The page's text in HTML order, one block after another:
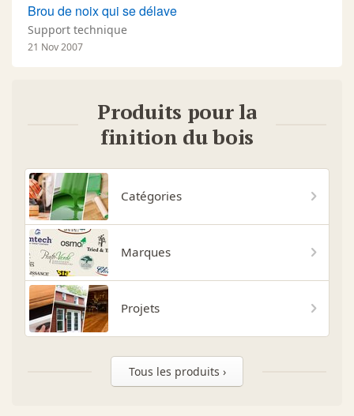
Brou de noix qui se délave
Support technique
21 Nov 2007
Produits pour la
finition du bois
Catégories
Marques
Projets
Tous les produits ›